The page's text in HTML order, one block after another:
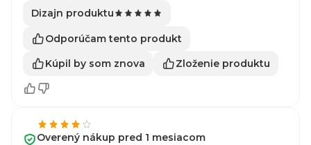
Dizajn produktu
Odporúčam tento produkt
Kúpil by som znova
Zloženie produktu
Overený nákup pred 1 mesiacom